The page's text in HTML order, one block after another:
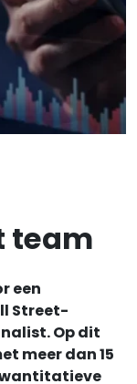
team
een
Street-
Op dit
meer dan 15